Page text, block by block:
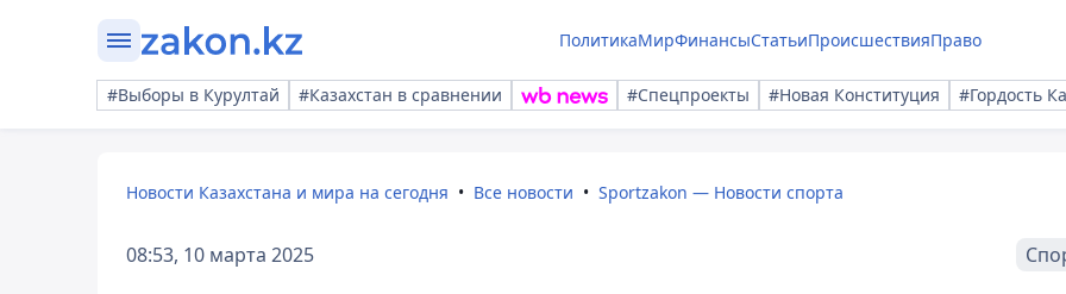
ПолитикаМирФинансыСтатьиПроисшествияПраво
#Выборы в Курултай #Казахстан в сравнении #Спецпроекты #Новая Конституция #Гордость
Новости Казахстана и мира на сегодня Все новости Sportzakon — Новости спорта
08:53, 10 марта 2025